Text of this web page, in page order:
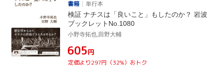
書籍
単行本
検証 ナチスは「良いこと」もしたのか？ 岩波
ブックレットNo.1080
小野寺拓也,田野大輔
¥605円
定価より297円（32%）おトク